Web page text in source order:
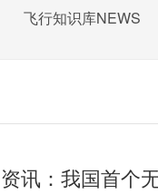
飞行知识库NEWS
资讯：我国首个